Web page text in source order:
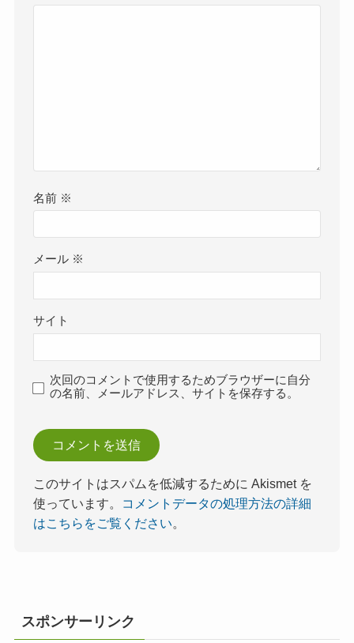
名前 ※
メール ※
サイト
次回のコメントで使用するためブラウザーに自分
の名前、メールアドレス、サイトを保存する。
このサイトはスパムを低減するために Akismet を
使っています。
コメントデータの処理方法の詳細
はこちらをご覧ください。
スポンサーリンク